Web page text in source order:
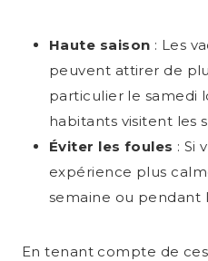
Haute saison : Les
peuvent attirer de
particulier le samedi
habitants visitent les
Éviter les foules : Si
expérience plus
semaine ou pendant
En tenant compte de